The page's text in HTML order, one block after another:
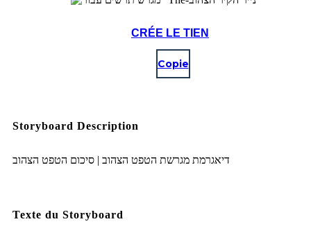
CRÉE LE TIEN
Copie
Storyboard Description
דיאגרמת מגרשת הטפט הצהוב | סיכום הטפט הצהוב
Texte du Storyboard